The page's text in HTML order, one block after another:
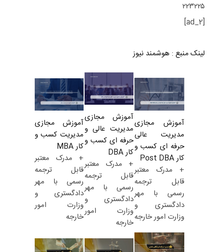
۲۲۳۲۲۵
[ad_2]
لینک منبع : هوشمند نیوز
آموزش مجازی
مدیریت عالی
حرفه ای کسب و
کار Post DBA
+ مدرک معتبر
قابل ترجمه
رسمی با مهر
دادگستری و
وزارت امور خارجه
آموزش مجازی
مدیریت عالی و
حرفه ای کسب و
کار DBA
+ مدرک معتبر
قابل ترجمه
رسمی با مهر
دادگستری و
وزارت امور
خارجه
آموزش مجازی
مدیریت کسب و
کار MBA
+ مدرک معتبر
قابل ترجمه
رسمی با مهر
دادگستری و
وزارت امور
خارجه